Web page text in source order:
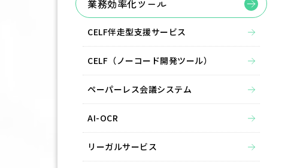
業務効率化ツール
CELF伴走型支援サービス
CELF（ノーコード開発ツール）
ペーパーレス会議システム
AI-OCR
リーガルサービス